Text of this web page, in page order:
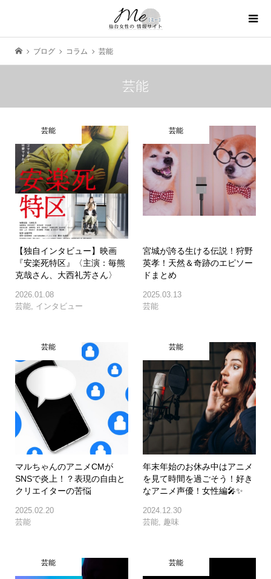
ブログ コラム 芸能
芸能
芸能
【独自インタビュー】映画
『安楽死特区』〈主演：毎熊
克哉さん、大西礼芳さん〉
2026.01.08
芸能, インタビュー
芸能
宮城が誇る生ける伝説！狩野
英孝！天然＆奇跡のエピソー
ドまとめ
2025.03.13
芸能
芸能
マルちゃんのアニメCMが
SNSで炎上！？表現の自由と
クリエイターの苦悩
2025.02.20
芸能
芸能
年末年始のお休み中はアニメ
を見て時間を過ごそう！好き
なアニメ声優！女性編🎤✨
2024.12.30
芸能, 趣味
芸能 芸能